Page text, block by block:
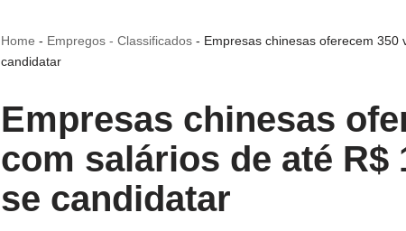
Home - Empregos - Classificados- Empresas chinesas oferecem 350
candidatar
Empresas chinesas
com salários de até R$
se candidatar